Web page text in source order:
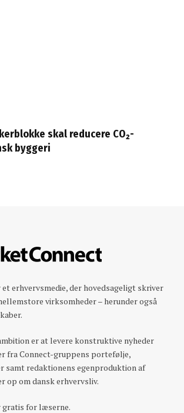
skal reducere CO₂-
byggeri
erhvervsmedie, der hovedsageligt skriver
virksomheder – herunder også
er at levere konstruktive nyheder
fra Connect-gruppens portefølje,
samt redaktionens egenproduktion af
op om dansk erhvervsliv.
gratis for læserne.